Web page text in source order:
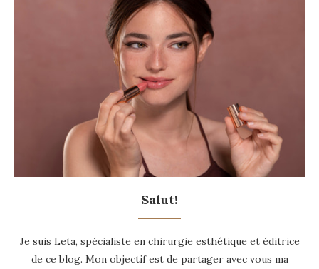
Salut!
Je suis Leta, spécialiste en chirurgie esthétique et éditrice
de ce blog. Mon objectif est de partager avec vous ma